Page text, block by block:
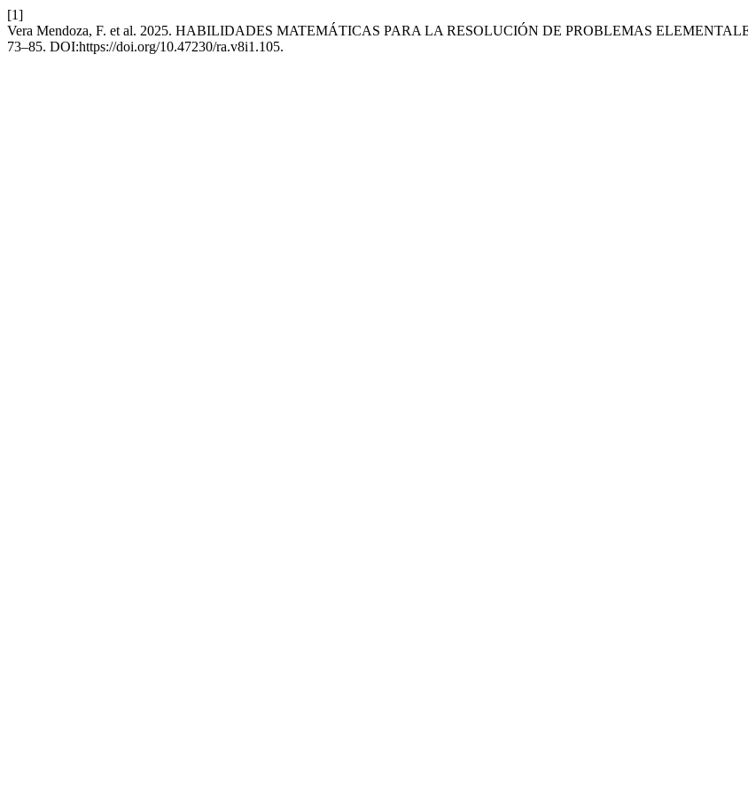
[1]
Vera Mendoza, F. et al. 2025. HABILIDADES MATEMÁTICAS PARA LA RESOLUCIÓN DE PROBLEMAS
73–85. DOI:https://doi.org/10.47230/ra.v8i1.105.